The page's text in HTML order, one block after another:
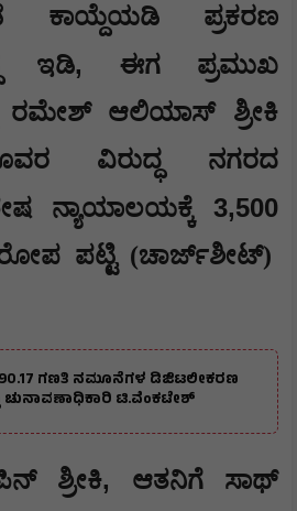
ಕಾಯ್ದೆಯಡಿ ಪ್ರಕರಣ
ಇಡಿ, ಈಗ ಪ್ರಮುಖ
ರಮೇಶ್ ಆಲಿಯಾಸ್ ಶ್ರೀಕಿ
ವಿರುದ್ಧ ನಗರದ
ನ್ಯಾಯಾಲಯಕ್ಕೆ 3,500
ಪಟ್ಟಿ (ಚಾರ್ಜ್‌ಶೀಟ್)
ಗಣತಿ ನಮೂನೆಗಳ ಡಿಜಿಟಲೀಕರಣ
ಚುನಾವಣಾಧಿಕಾರಿ ಟಿ.ವೆಂಕಟೇಶ್
ಶ್ರೀಕಿ, ಆತನಿಗೆ ಸಾಥ್